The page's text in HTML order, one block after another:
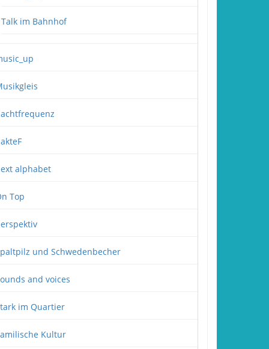
Talk im Bahnhof
alphabet
Top
und Schwedenbecher
and voices
im Quartier
Kultur